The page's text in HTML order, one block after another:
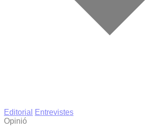
Editorial
Entrevistes
Opinió